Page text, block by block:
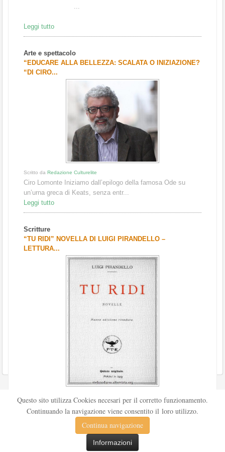
...
Leggi tutto
Arte e spettacolo
“EDUCARE ALLA BELLEZZA: SCALATA O INIZIAZIONE?
“DI CIRO...
Scritto da Redazione Culturelite
Ciro Lomonte Iniziamo dall’epilogo della famosa Ode su
un’urna greca di Keats, senza entr...
Leggi tutto
Scritture
“TU RIDI” NOVELLA DI LUIGI PIRANDELLO –
LETTURA...
Pubblicata nel 1912 sul «Corriere della sera», la novella Tu
ridi fu successivamente inserita nella ...
Questo sito utilizza Cookies necesari per il corretto funzionamento.
Continuando la navigazione viene consentito il loro utilizzo.
Continua navigazione
Informazioni